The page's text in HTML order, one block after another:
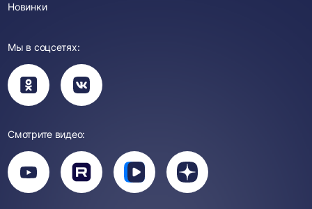
Новинки
Мы в соцсетях:
Вы
перейдете
в
группу
Вы
перейдете
в
группу
Смотрите видео:
Вы
перейдете
на
канал
Вы
перейдете
Вы
перейдете
Вы
перейдете